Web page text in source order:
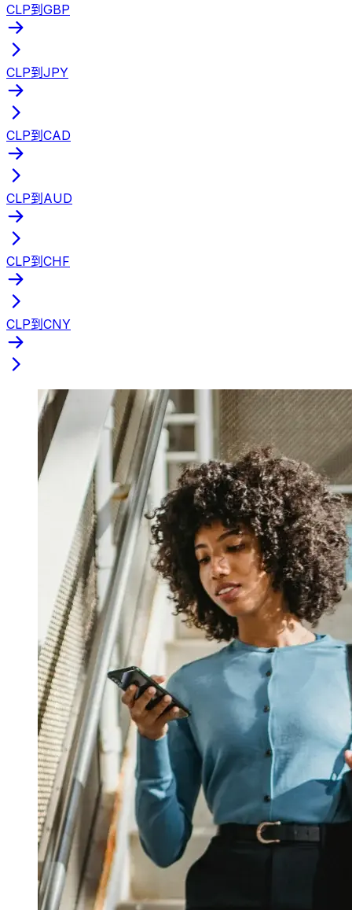
CLP到GBP
CLP到JPY
CLP到CAD
CLP到AUD
CLP到CHF
CLP到CNY